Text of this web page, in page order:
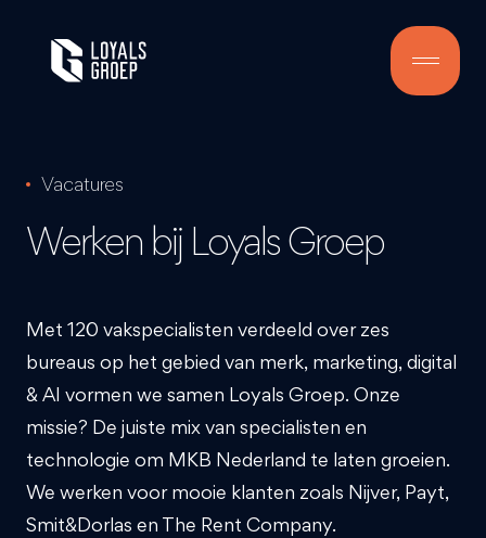
Vacatures
Werken bij Loyals Groep
Met 120 vakspecialisten verdeeld over zes
bureaus op het gebied van merk, marketing, digital
& AI vormen we samen Loyals Groep. Onze
missie? De juiste mix van specialisten en
technologie om MKB Nederland te laten groeien.
We werken voor mooie klanten zoals Nijver, Payt,
Smit&Dorlas en The Rent Company.